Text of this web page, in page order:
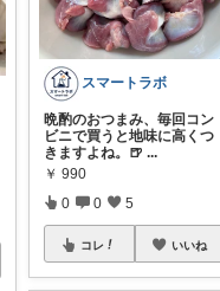
スマートラボ
晩酌のおつまみ、毎回コン
ビニで買うと地味に高くつ
きますよね。🍺 ...
￥ 990
0 0 5
コレ いいね